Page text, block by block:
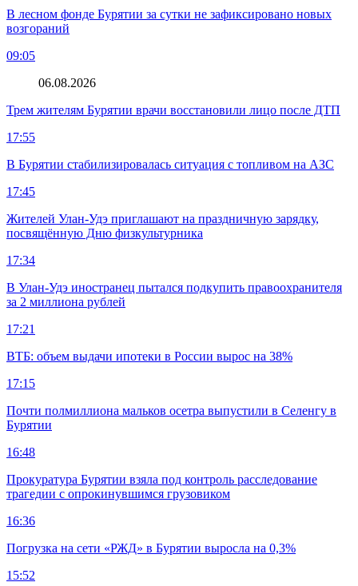
В лесном фонде Бурятии за сутки не зафиксировано новых
возгораний
09:05
06.08.2026
Трем жителям Бурятии врачи восстановили лицо после ДТП
17:55
В Бурятии стабилизировалась ситуация с топливом на АЗС
17:45
Жителей Улан-Удэ приглашают на праздничную зарядку,
посвящённую Дню физкультурника
17:34
В Улан-Удэ иностранец пытался подкупить правоохранителя
за 2 миллиона рублей
17:21
ВТБ: объем выдачи ипотеки в России вырос на 38%
17:15
Почти полмиллиона мальков осетра выпустили в Селенгу в
Бурятии
16:48
Прокуратура Бурятии взяла под контроль расследование
трагедии с опрокинувшимся грузовиком
16:36
Погрузка на сети «РЖД» в Бурятии выросла на 0,3%
15:52